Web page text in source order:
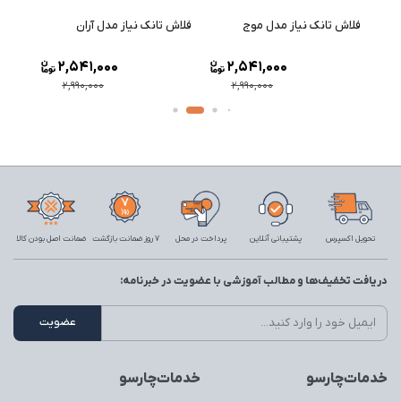
فلاش تانک نیاز مدل موج
2,990,000
2,541,000
فلاش تانک نیاز مدل آران
2,990,000
2,541,000
تحویل اکسپرس پشتیبانی آنلاین پرداخت در محل 7 روز ضمانت بازگشت ضمانت اصل بودن کالا
خدمات‌چارسو خدمات‌چارسو
دریافت تخفیف‌ها و مطالب آموزشی با عضویت در خبرنامه: